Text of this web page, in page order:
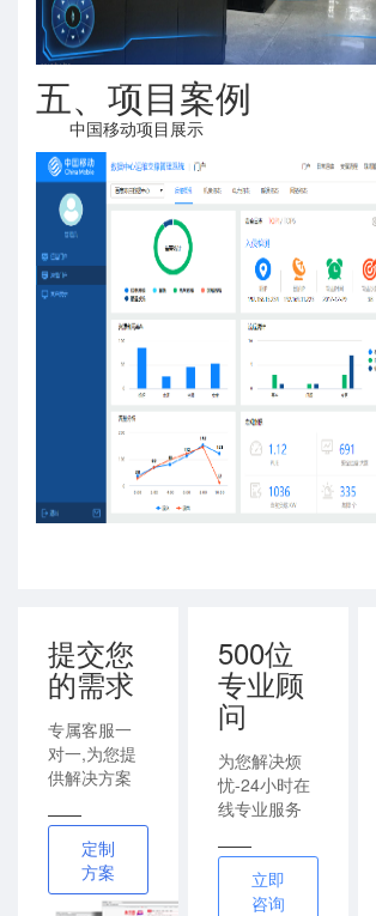
五、项目案例
中国移动项目展示
提交您
的需求
专属客服一
对一,为您提
供解决方案
——
定制
方案
500位
专业顾
问
为您解决烦
忧-24小时在
线专业服务
——
立即
咨询